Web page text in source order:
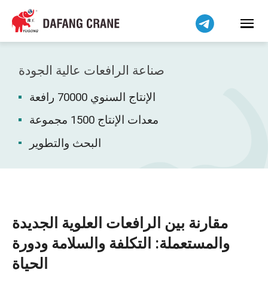
صناعة الرافعات عالية الجودة
الإنتاج السنوي 70000 رافعة
معدات الإنتاج 1500 مجموعة
البحث والتطوير
مقارنة بين الرافعات العلوية الجديدة
والمستعملة: التكلفة والسلامة ودورة
الحياة
Bahasa Indonesia
Bahasa Melayu
Tiếng Việt
简体中文
فارسی
Pilipino
اردو
Kiswahili
Dansk
Norsk
O‘zbekcha